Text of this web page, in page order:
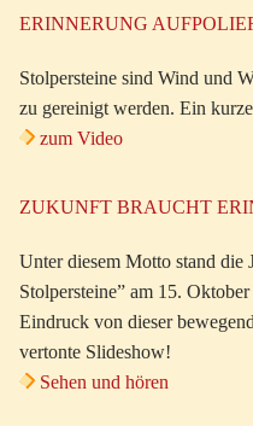
ERINNERUNG
Stolpersteine sind Wind und
zu gereinigt werden. Ein
zum Video
ZUKUNFT BRAUCHT
Unter diesem Motto stand die
Stolpersteine” am 15.
Eindruck von dieser
vertonte Slideshow!
Sehen und hören